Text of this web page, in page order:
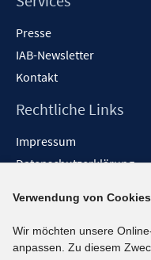
Presse
IAB-Newsletter
Kontakt
Rechtliche Links
Impressum
Datenschutzerklärung
Barrieren melden
Social-Media-Kanäle
Verwendung von
Wir möchten unsere
anpassen. Zu diesem